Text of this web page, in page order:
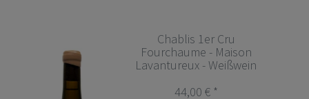
Chablis 1er Cru
Fourchaume - Maison
Lavantureux - Weißwein
44,00 € *